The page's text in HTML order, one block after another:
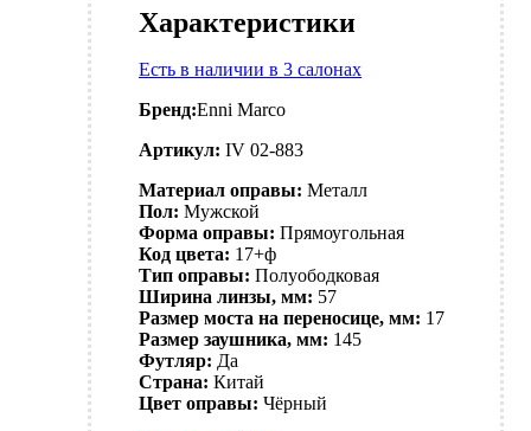
Характеристики
Есть в наличии в 3 салонах
Бренд:Enni Marco
Артикул: IV 02-883
Материал оправы: Металл
Пол: Мужской
Форма оправы: Прямоугольная
Код цвета: 17+ф
Тип оправы: Полуободковая
Ширина линзы, мм: 57
Размер моста на переносице, мм: 17
Размер заушника, мм: 145
Футляр: Да
Страна: Китай
Цвет оправы: Чёрный